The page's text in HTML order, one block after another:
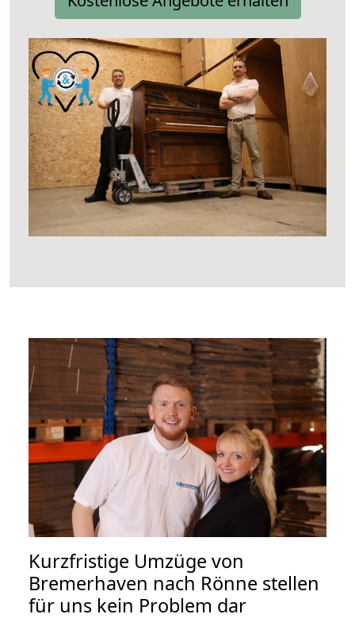
Kurzfristige Umzüge von
Bremerhaven nach Rönne stellen
für uns kein Problem dar